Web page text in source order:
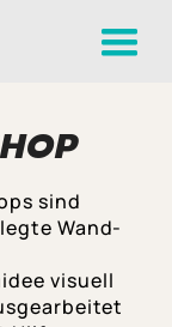
sind
Wand-
visuell